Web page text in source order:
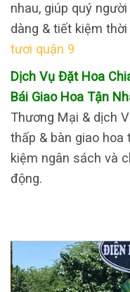
nhau, giúp quý
dàng & tiết kiệm thời
tươi quận 9
Dịch Vụ Đặt Hoa
Bái Giao Hoa Tận
Thương Mại & dịch
thấp & bàn giao hoa
kiệm ngân sách và
động.